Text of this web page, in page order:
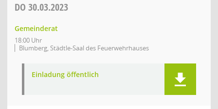
DO 30.03.2023
Gemeinderat
18:00 Uhr
Blumberg, Städtle-Saal des Feuerwehrhauses
Einladung öffentlich